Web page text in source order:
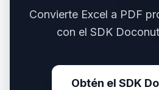
Convierte Excel a PDF
con el SDK
Obtén el SDK